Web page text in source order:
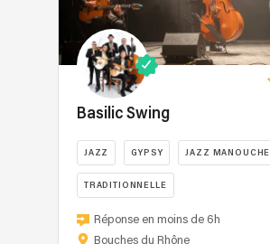
Pierre-
Emmanuel
et
William,
tous
deux
de
la
scène
Rock
Basilic Swing
JAZZ GYPSY JAZZ MANOUCHE
TRADITIONNELLE
Fleuron
de
Réponse en moins de 6h
Bouches du Rhône